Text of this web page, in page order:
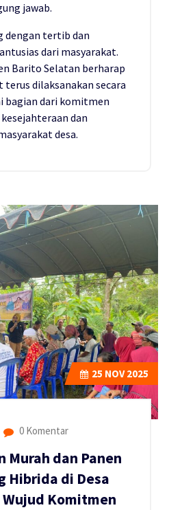
jawab.
dengan tertib dan
dari masyarakat.
Barito Selatan berharap
dilaksanakan secara
bagian dari komitmen
dan
desa.
25 NOV 2025
0 Komentar
Murah dan Panen
Hibrida di Desa
Komitmen